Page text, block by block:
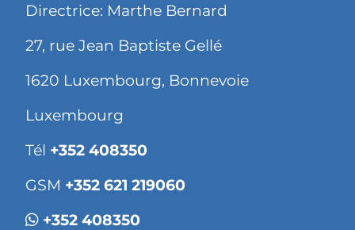
Directrice: Marthe Bernard
27, rue Jean Baptiste Gellé
1620 Luxembourg, Bonnevoie
Luxembourg
Tél +352 408350
GSM +352 621 219060
+352 408350